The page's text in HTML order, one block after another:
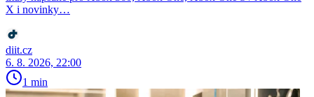
X i novinky…
diit.cz
6. 8. 2026, 22:00
1 min